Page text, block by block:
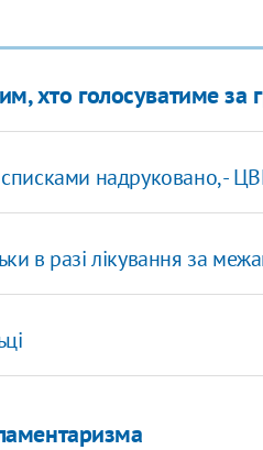
хто голосуватиме за
надруковано, -
в разі лікування за